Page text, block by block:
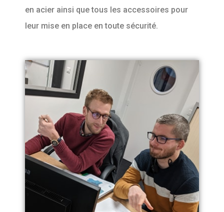
en acier ainsi que tous les accessoires pour
leur mise en place en toute sécurité.